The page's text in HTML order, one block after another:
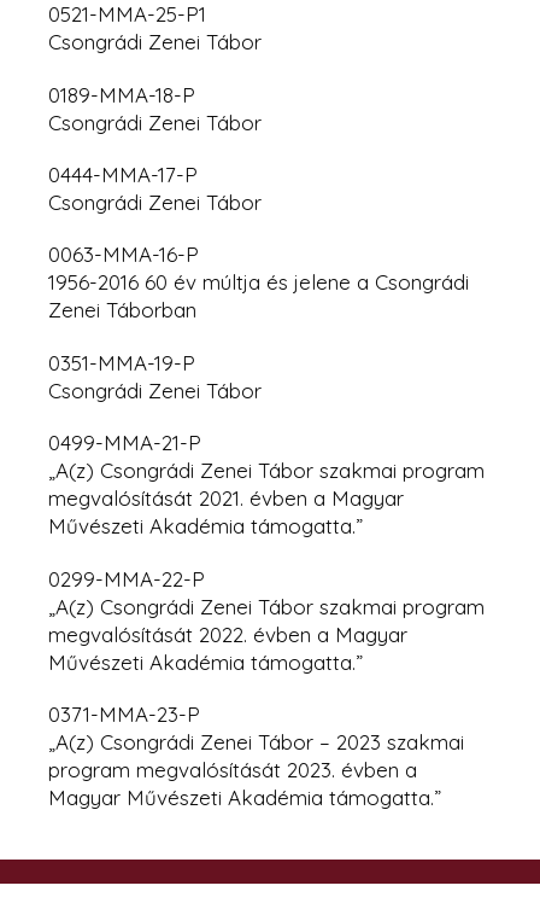
0521-MMA-25-P1
Csongrádi Zenei Tábor
0189-MMA-18-P
Csongrádi Zenei Tábor
0444-MMA-17-P
Csongrádi Zenei Tábor
0063-MMA-16-P
1956-2016 60 év múltja és jelene a Csongrádi
Zenei Táborban
0351-MMA-19-P
Csongrádi Zenei Tábor
0499-MMA-21-P
„A(z) Csongrádi Zenei Tábor szakmai program
megvalósítását 2021. évben a Magyar
Művészeti Akadémia támogatta.”
0299-MMA-22-P
„A(z) Csongrádi Zenei Tábor szakmai program
megvalósítását 2022. évben a Magyar
Művészeti Akadémia támogatta.”
0371-MMA-23-P
„A(z) Csongrádi Zenei Tábor – 2023 szakmai
program megvalósítását 2023. évben a
Magyar Művészeti Akadémia támogatta.”